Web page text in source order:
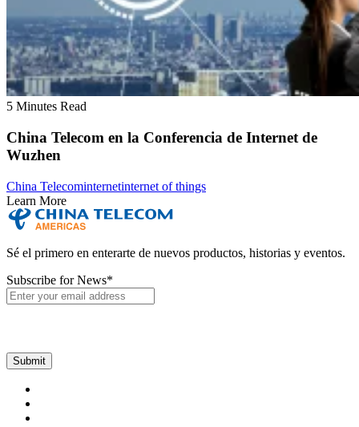
5 Minutes Read
China Telecom en la Conferencia de Internet de
Wuzhen
China Telecominternetinternet of things
Learn More
Sé el primero en enterarte de nuevos productos, historias y eventos.
Subscribe for News*